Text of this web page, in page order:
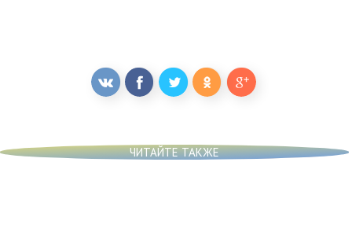
ЧИТАЙТЕ ТАКЖЕ